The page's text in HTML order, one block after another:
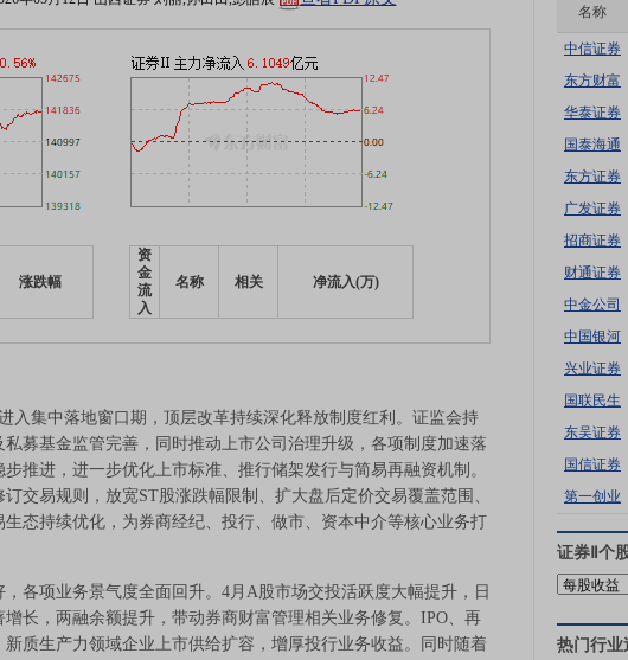
涨跌幅
资
金
流
入
名称 相关 净流入(万)
集中落地窗口期，顶层改革持续深化释放制度红利。证监会持
募基金监管完善，同时推动上市公司治理升级，各项制度加速落
推进，进一步优化上市标准、推行储架发行与简易再融资机制。
交易规则，放宽ST股涨跌幅限制、扩大盘后定价交易覆盖范围、
态持续优化，为券商经纪、投行、做市、资本中介等核心业务打
项业务景气度全面回升。4月A股市场交投活跃度大幅提升，日
长，两融余额提升，带动券商财富管理相关业务修复。IPO、再
质生产力领域企业上市供给扩容，增厚投行业务收益。同时随着
名称
中信证券
东方财富
华泰证券
国泰海通
东方证券
广发证券
招商证券
财通证券
中金公司
中国银河
兴业证券
国联民生
东吴证券
国信证券
第一创业
证券Ⅱ 个
热门行业